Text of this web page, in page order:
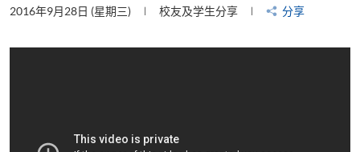
2016年9月28日 (星期三) 校友及学生分享 分享